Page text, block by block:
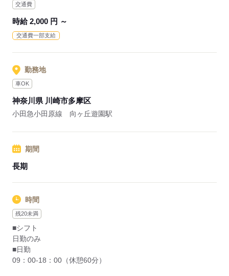
また少人数の施設ですので、利用者様とじっくり関わることが
入職後は先輩スタッフのマンツーマンでの指導があり安心◎
時給が2000円とモチベーションになります！
交通費
時給 2,000 円 ～
交通費一部支給
勤務地
車OK
神奈川県 川崎市多摩区
小田急小田原線 向ヶ丘遊園駅
期間
長期
時間
残20未満
■シフト
日勤のみ
■日勤
09：00-18：00（休憩60分）